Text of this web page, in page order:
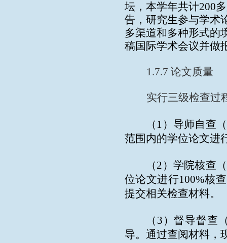
坛，本学年共计200
告，研究生参与学术
多渠道和多种形式的
稿国际学术会议并做
1.7.7 论文质量
实行三级检查过
（1）导师自查
范围内的学位论文进
（2）学院核查
位论文进行100%核
提交相关检查材料。
（3）督导督
导。通过查阅材料，